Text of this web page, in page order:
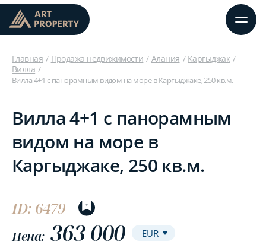
Главная Продажа недвижимости Алания
Каргыджак
Вилла
Вилла 4+1 с панорамным видом на море в Каргыджаке, 250 кв.м.
Вилла 4+1 с панорамным
видом на море в
Каргыджаке, 250 кв.м.
ID: 6479
Цена: 363 000